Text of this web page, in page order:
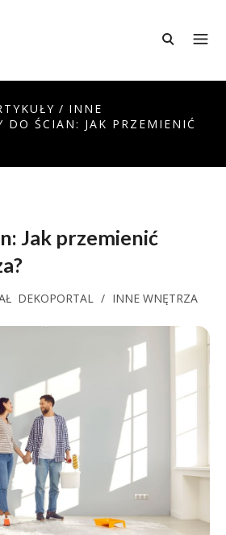
/ INNE
DO ŚCIAN: JAK PRZEMIENIĆ
Jak przemienić
DEKOPORTAL / INNE WNĘTRZA